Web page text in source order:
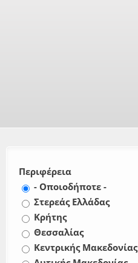
Περιφέρεια
- Οποιοδήποτε -
Στερεάς Ελλάδας
Κρήτης
Θεσσαλίας
Κεντρικής Μακεδονίας